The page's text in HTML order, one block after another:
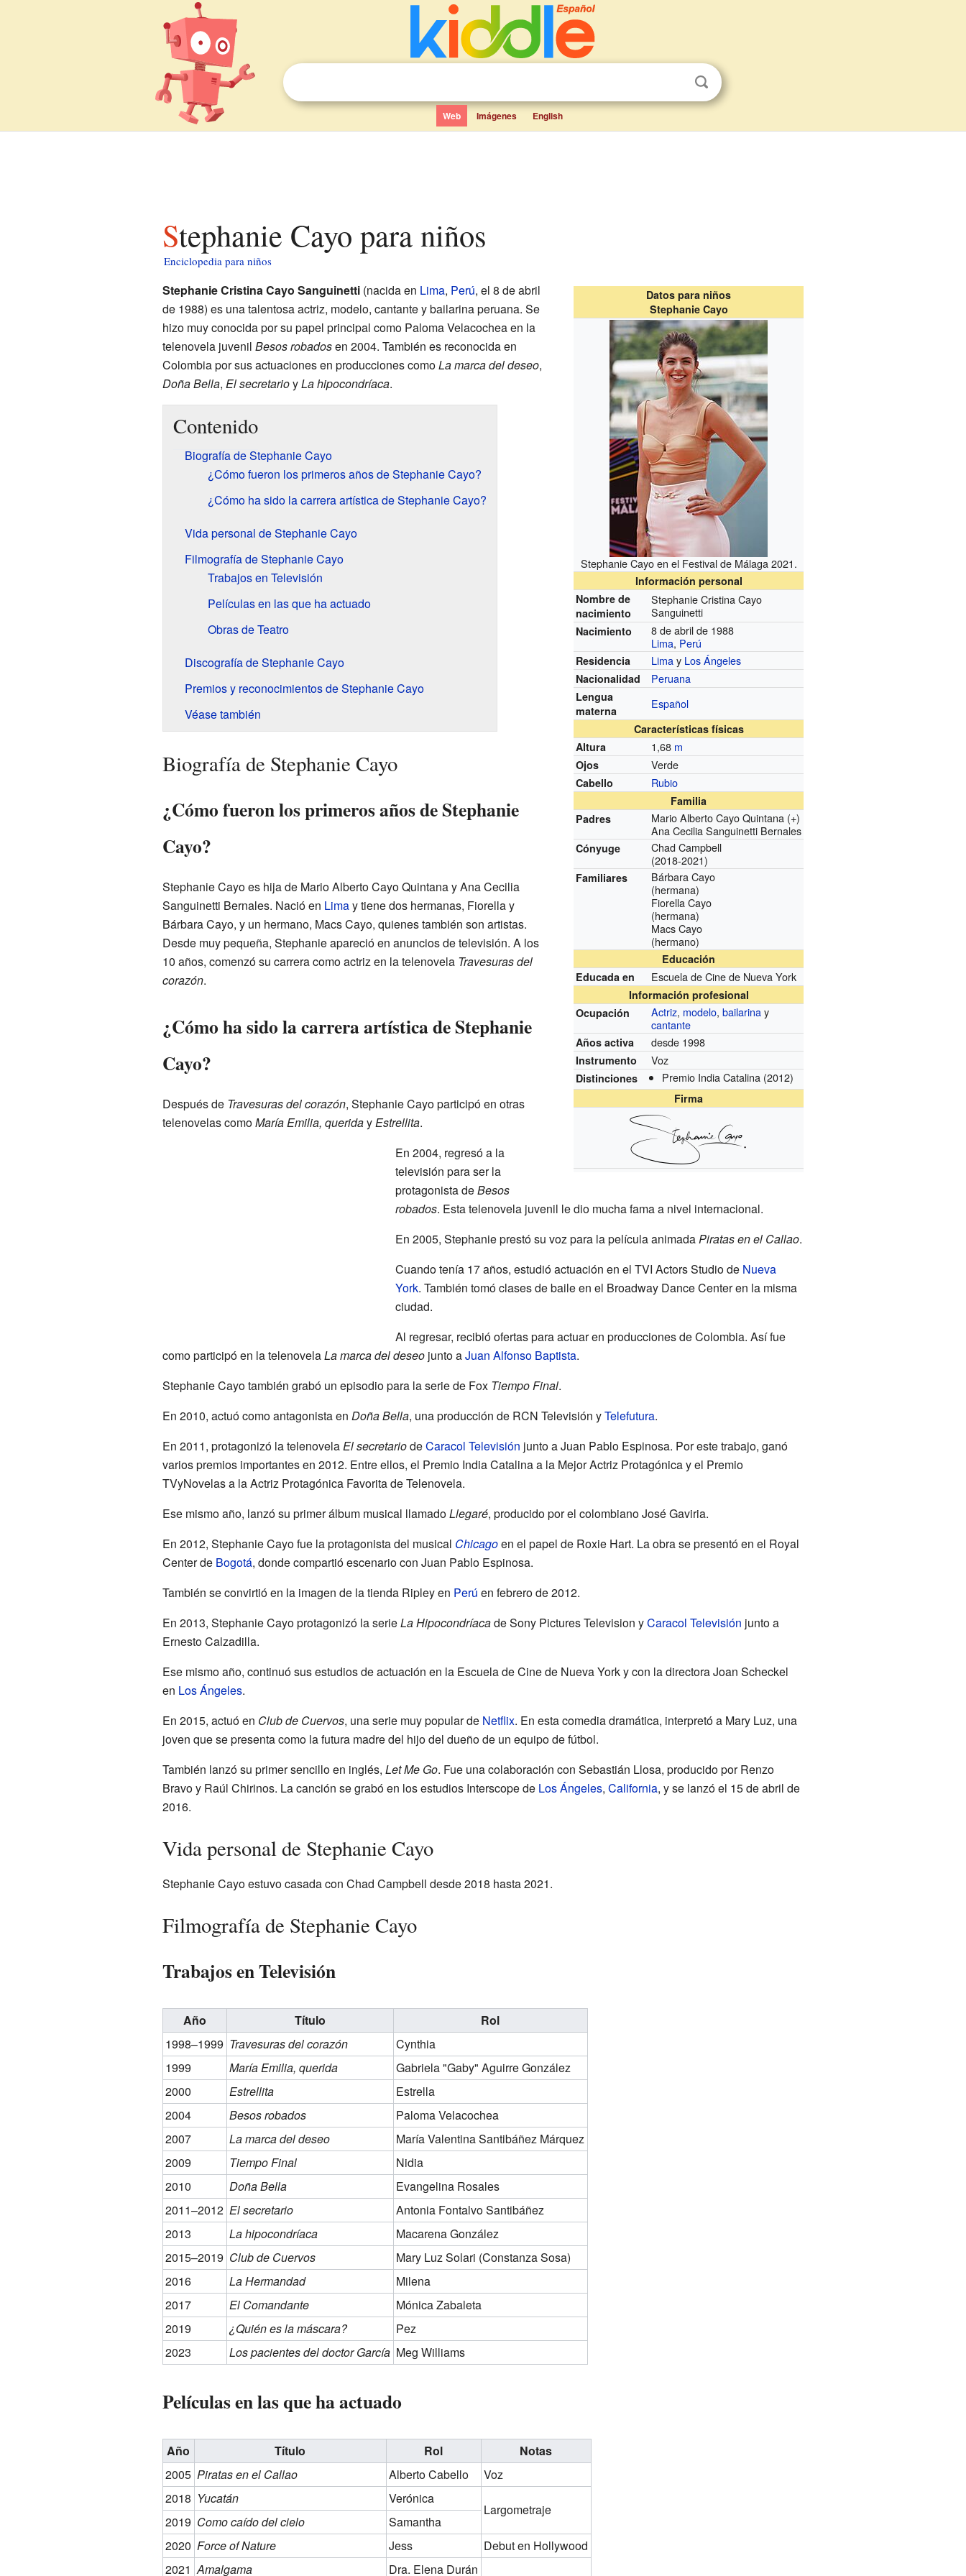
Web Imágenes English
Stephanie Cayo para niños
Enciclopedia para niños
Datos para niños
Stephanie Cayo
Stephanie Cayo en el Festival de Málaga 2021.
Información personal
Nombre de
nacimiento
Stephanie Cristina Cayo
Sanguinetti
Nacimiento
8 de abril de 1988
Lima, Perú
Residencia Limay Los Ángeles
Nacionalidad Peruana
Lengua
materna
Español
Características físicas
Altura
1,68 m
Ojos Verde
Cabello Rubio
Familia
Padres
Mario Alberto Cayo Quintana (+)
Ana Cecilia Sanguinetti Bernales
Cónyuge
Chad Campbell
(2018-2021)
Familiares
Bárbara Cayo
(hermana)
Fiorella Cayo
(hermana)
Macs Cayo
(hermano)
Educación
Educada en
Escuela de Cine de Nueva York
Información profesional
Ocupación
Actriz, modelo,bailarinay
cantante
Años activa desde 1998
Instrumento Voz
Distinciones Premio India Catalina (2012)
Firma
Stephanie Cristina Cayo Sanguinetti(nacida en Lima, Perú, el 8 de abril
de 1988) es una talentosa actriz, modelo, cantante y bailarina peruana. Se
hizo muy conocida por su papel principal como Paloma Velacochea en la
telenovela juvenil Besos robadosen 2004. También es reconocida en
Colombia por sus actuaciones en producciones comoLa marca del deseo,
Doña Bella, El secretarioyLa hipocondríaca.
Contenido
Biografía de Stephanie Cayo
¿Cómo fueron los primeros años de Stephanie Cayo?
¿Cómo ha sido la carrera artística de Stephanie Cayo?
Vida personal de Stephanie Cayo
Filmografía de Stephanie Cayo
Trabajos en Televisión
Películas en las que ha actuado
Obras de Teatro
Discografía de Stephanie Cayo
Premios y reconocimientos de Stephanie Cayo
Véase también
Biografía de Stephanie Cayo
¿Cómo fueron los primeros años de Stephanie
Cayo?
Stephanie Cayo es hija de Mario Alberto Cayo Quintana y Ana Cecilia
Sanguinetti Bernales. Nació en Limay tiene dos hermanas, Fiorella y
Bárbara Cayo, y un hermano, Macs Cayo, quienes también son artistas.
Desde muy pequeña, Stephanie apareció en anuncios de televisión. A los
10 años, comenzó su carrera como actriz en la telenovela Travesuras del
corazón.
¿Cómo ha sido la carrera artística de Stephanie
Cayo?
Después de Travesuras del corazón, Stephanie Cayo participó en otras
telenovelas comoMaría Emilia, queridayEstrellita.
En 2004, regresó a la
televisión para ser la
protagonista deBesos
robados. Esta telenovela juvenil le dio mucha fama a nivel internacional.
En 2005, Stephanie prestó su voz para la película animadaPiratas en el Callao.
Cuando tenía 17 años, estudió actuación en el TVI Actors Studio de Nueva
York. También tomó clases de baile en el Broadway Dance Center en la misma
ciudad.
Al regresar, recibió ofertas para actuar en producciones de Colombia. Así fue
como participó en la telenovelaLa marca del deseojunto aJuan Alfonso Baptista.
Stephanie Cayo también grabó un episodio para la serie de Fox Tiempo Final.
En 2010, actuó como antagonista en Doña Bella, una producción de RCN Televisión yTelefutura.
En 2011, protagonizó la telenovelaEl secretariodeCaracol Televisión junto a Juan Pablo Espinosa. Por este trabajo, ganó
varios premios importantes en 2012. Entre ellos, el Premio India Catalina a la Mejor Actriz Protagónica y el Premio
TVyNovelas a la Actriz Protagónica Favorita de Telenovela.
Ese mismo año, lanzó su primer álbum musical llamadoLlegaré, producido por el colombiano José Gaviria.
En 2012, Stephanie Cayo fue la protagonista del musical Chicagoen el papel de Roxie Hart. La obra se presentó en el Royal
Center de Bogotá, donde compartió escenario con Juan Pablo Espinosa.
También se convirtió en la imagen de la tienda Ripley en Perú en febrero de 2012.
En 2013, Stephanie Cayo protagonizó la serieLa Hipocondríacade Sony Pictures Television yCaracol Televisión junto a
Ernesto Calzadilla.
Ese mismo año, continuó sus estudios de actuación en la Escuela de Cine de Nueva York y con la directora Joan Scheckel
en Los Ángeles.
En 2015, actuó en Club de Cuervos, una serie muy popular de Netflix. En esta comedia dramática, interpretó a Mary Luz, una
joven que se presenta como la futura madre del hijo del dueño de un equipo de fútbol.
También lanzó su primer sencillo en inglés, Let Me Go. Fue una colaboración con Sebastián Llosa, producido por Renzo
Bravo y Raúl Chirinos. La canción se grabó en los estudios Interscope de Los Ángeles, California, y se lanzó el 15 de abril de
2016.
Vida personal de Stephanie Cayo
Stephanie Cayo estuvo casada con Chad Campbell desde 2018 hasta 2021.
Filmografía de Stephanie Cayo
Trabajos en Televisión
Año Título
Rol
1998–1999 Travesuras del corazón
Cynthia
1999
María Emilia, querida
Gabriela "Gaby" Aguirre González
2000
Estrellita
Estrella
2004
Besos robados
Paloma Velacochea
2007
La marca del deseo
María Valentina Santibáñez Márquez
2009
Tiempo Final
Nidia
2010
Doña Bella
Evangelina Rosales
2011–2012 El secretario
Antonia Fontalvo Santibáñez
2013
La hipocondríaca
Macarena González
2015–2019 Club de Cuervos
Mary Luz Solari (Constanza Sosa)
2016
La Hermandad
Milena
2017
El Comandante
Mónica Zabaleta
2019
¿Quién es la máscara?
Pez
2023
Los pacientes del doctor García Meg Williams
Películas en las que ha actuado
Año Título Rol
Notas
2005 Piratas en el Callao Alberto Cabello
Voz
2018 Yucatán Verónica
Largometraje
2019 Como caído del cielo
Samantha
2020 Force of Nature Jess
Debut en Hollywood
2021 Amalgama Dra. Elena Durán